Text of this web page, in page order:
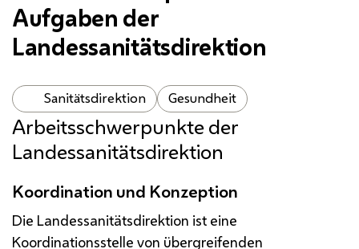
Aufgaben der
Landessanitätsdirektion
Sanitätsdirektion Gesundheit
Arbeitsschwerpunkte der
Landessanitätsdirektion
Koordination und Konzeption
Die Landessanitätsdirektion ist eine
Koordinationsstelle von übergreifenden